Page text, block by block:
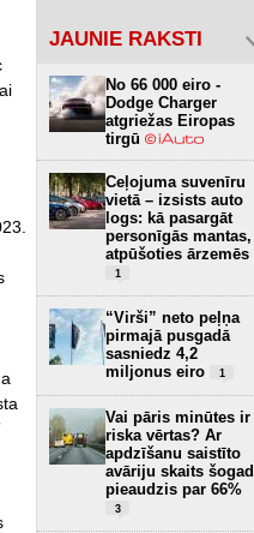
JAUNIE RAKSTI
No 66 000 eiro -
Dodge Charger
atgriežas Eiropas
tirgū
Ceļojuma suvenīru
vietā – izsists auto
logs: kā pasargāt
personīgās mantas,
atpūšoties ārzemēs
1
“Virši” neto peļņa
pirmajā pusgadā
sasniedz 4,2
miljonus eiro
1
Vai pāris minūtes ir
riska vērtas? Ar
apdzīšanu saistīto
avāriju skaits šogad
pieaudzis par 66%
3